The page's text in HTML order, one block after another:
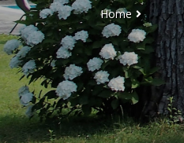
Home